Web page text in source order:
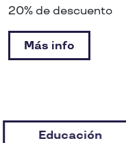
20% de descuento
Más info
Educación